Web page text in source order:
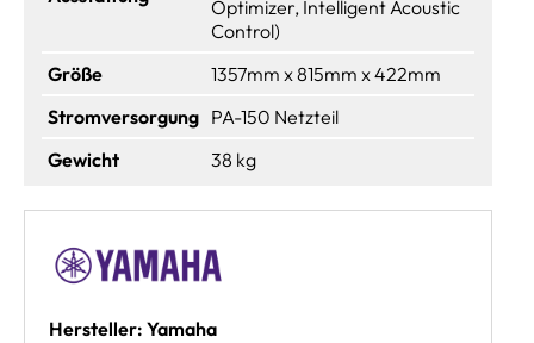
Optimizer, Intelligent Acoustic
Control)
Größe
1357mm x 815mm x 422mm
Stromversorgung PA-150 Netzteil
Gewicht
38 kg
Hersteller: Yamaha